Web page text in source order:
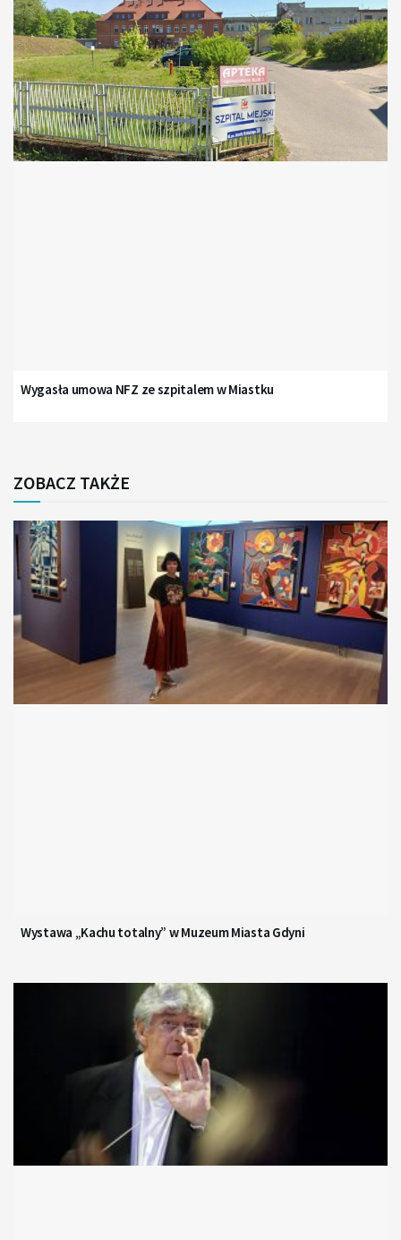
Wygasła umowa NFZ ze szpitalem w Miastku
ZOBACZ TAKŻE
Wystawa „Kachu totalny” w Muzeum Miasta Gdyni